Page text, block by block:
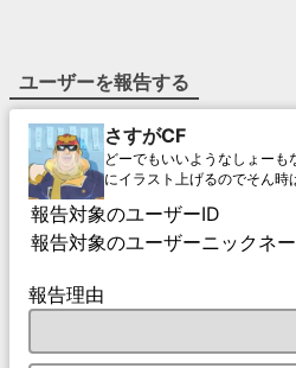
ユーザーを報告する
さすがCF
どーでもいいようなしょーも
にイラスト上げるのでそん時
報告対象のユーザーID
報告対象のユーザーニックネ
報告理由